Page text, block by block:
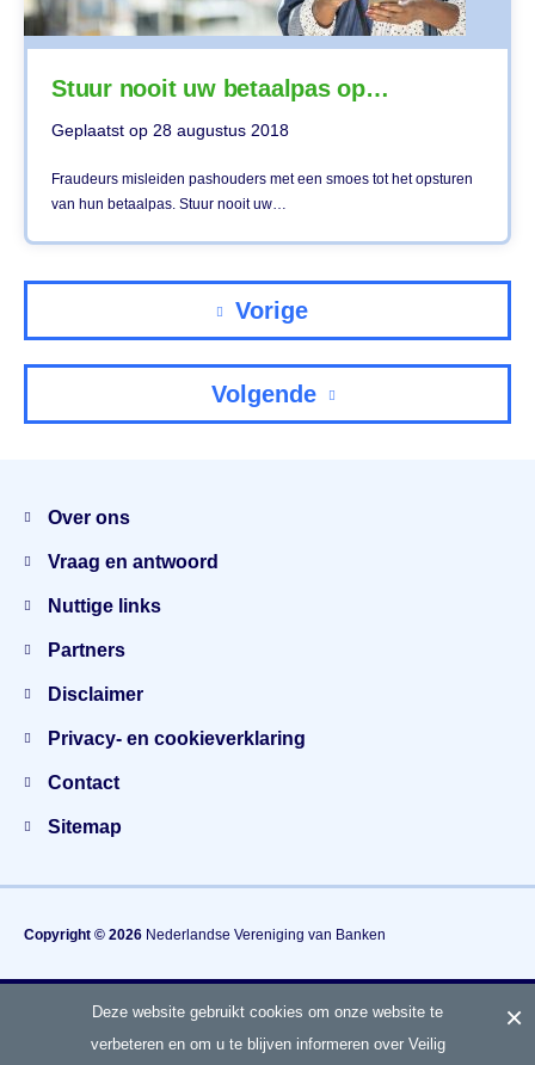
Stuur nooit uw betaalpas op…
Geplaatst op 28 augustus 2018
Fraudeurs misleiden pashouders met een smoes tot het opsturen
van hun betaalpas. Stuur nooit uw…
Vorige
Volgende
Over ons
Vraag en antwoord
Nuttige links
Partners
Disclaimer
Privacy- en cookieverklaring
Contact
Sitemap
Copyright © 2026 Nederlandse Vereniging van Banken
Hét gezamenlijke voorlichtingsplatform van banken
over fraude en veiligheid
Deze website gebruikt cookies om onze website te
verbeteren en om u te blijven informeren over Veilig
×